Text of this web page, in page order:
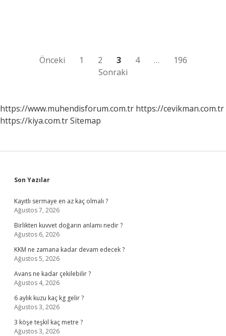
YazıÖnceki 1 2 3 4 …
196
Sonraki
https://www.muhendisforum.com.tr https://cevikman.com.tr
https://kiya.com.trSitemap
Sidebar
Son Yazılar
Kayıtlı sermaye en az kaç olmalı ?
Ağustos 7, 2026
Birlikten kuvvet doğarın anlamı nedir ?
Ağustos 6, 2026
KKM ne zamana kadar devam edecek ?
Ağustos 5, 2026
Avans ne kadar çekilebilir ?
Ağustos 4, 2026
6 aylık kuzu kaç kg gelir ?
Ağustos 3, 2026
3 köşe teşkil kaç metre ?
Ağustos 3, 2026